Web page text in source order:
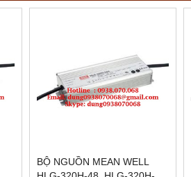
BỘ NGUỒN MEAN WELL